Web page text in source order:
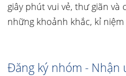
giây phút vui vẻ, thư giãn và
những khoảnh khắc, kỉ
Đăng ký nhóm - Nhận